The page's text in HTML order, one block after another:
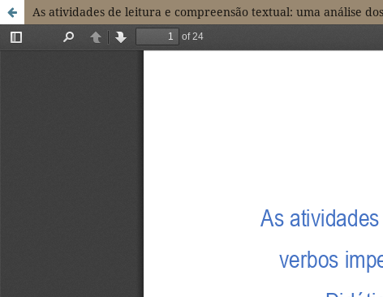
As atividades de leitura e compreensão textual: uma análise